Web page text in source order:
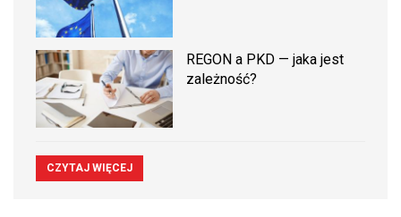
REGON a PKD — jaka jest
zależność?
CZYTAJ WIĘCEJ